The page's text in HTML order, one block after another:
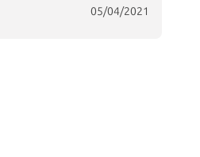
05/04/2021